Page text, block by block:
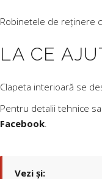
Robinetele de reținere
LA CE
Clapeta interioară se
Pentru detalii tehnice
Facebook.
Vezi și: